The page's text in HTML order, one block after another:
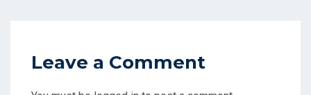
Leave a Comment